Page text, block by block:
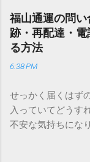
福山通運の問
跡・再配達・
る方法
6:38 PM
せっかく届くはず
入っていてどうす
不安な気持ちにな
きできる？」と